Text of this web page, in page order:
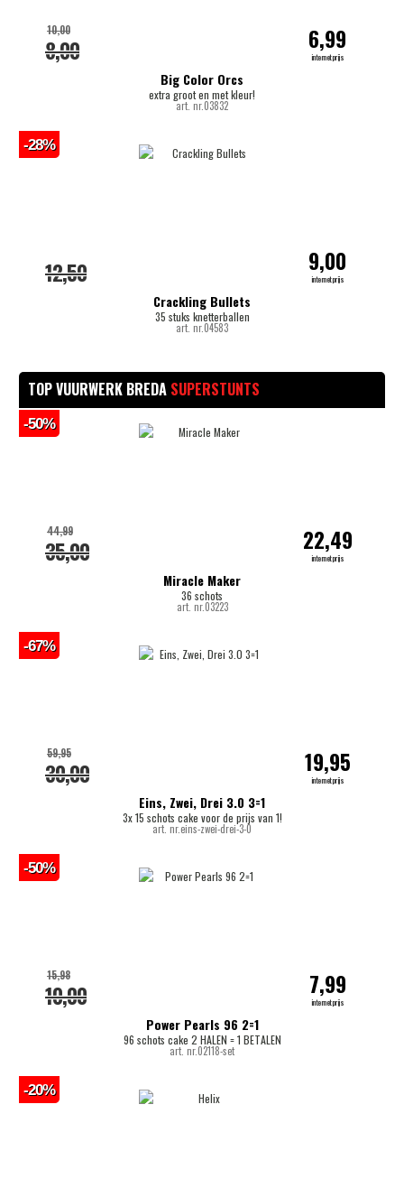
Big Color Orcs
extra groot en met kleur!
art. nr.03832
8,00
10,00 6,99
internetprijs
Crackling Bullets
35 stuks knetterballen
art. nr.04583
12,50 9,00
internetprijs
-28%
TOP VUURWERK BREDA SUPERSTUNTS
Miracle Maker
36 schots
art. nr.03223
35,00
44,99 22,49
internetprijs
-50%
Eins, Zwei, Drei 3.0 3=1
3x 15 schots cake voor de prijs van 1!
art. nr.eins-zwei-drei-3-0
30,00
59,95 19,95
internetprijs
-67%
Power Pearls 96 2=1
96 schots cake 2 HALEN = 1 BETALEN
art. nr.02118-set
10,00
15,98 7,99
internetprijs
-50%
-20%